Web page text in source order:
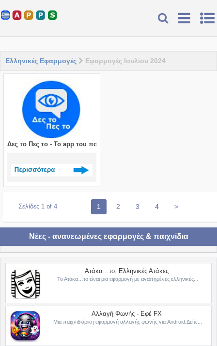
Ελληνικές Εφαρμογές Εφαρμογές Ιουλίου 2024
Δες το Πες το - Το app του πολίτη
Σελίδες 1 of 4 1 2 3 4 >
Νέες - ανανεωμένες εφαρμογές & παιχνίδια
Ατάκα…το: Ελληνικές Ατάκες
Το Ατάκα…το είναι μια εφαρμογή με αγαπημένες ελληνικές...
Αλλαγή Φωνής - Εφέ FX
Μια παιχνιδιάρικη εφαρμογή αλλαγής φωνής για Android.Δείτε...